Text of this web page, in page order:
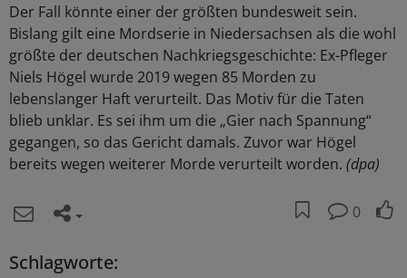
Der Fall könnte einer der größten bundesweit sein.
Bislang gilt eine Mordserie in Niedersachsen als die wohl
größte der deutschen Nachkriegsgeschichte: Ex-Pfleger
Niels Högel wurde 2019 wegen 85 Morden zu
lebenslanger Haft verurteilt. Das Motiv für die Taten
blieb unklar. Es sei ihm um die „Gier nach Spannung“
gegangen, so das Gericht damals. Zuvor war Högel
bereits wegen weiterer Morde verurteilt worden. (dpa)
0
Schlagworte: